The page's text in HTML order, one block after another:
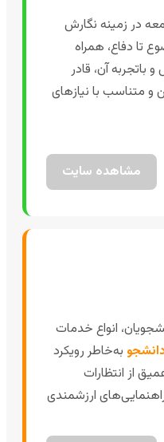
در زمینه نگارش
تا دفاع، همراه
آن، قادر
و متناسب با نیازهای
مشاهده سایت
انواع خدمات
به‌خاطر رویکرد
از انتظارات
ارزشمندی